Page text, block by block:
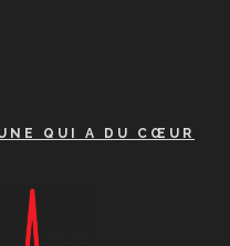
QUI A DU CŒUR